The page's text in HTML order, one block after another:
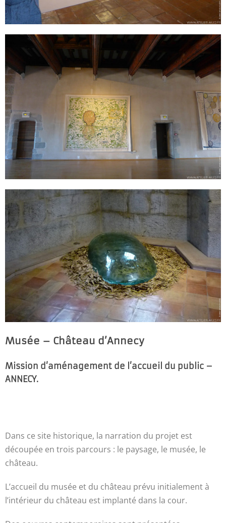
Musée – Château d’Annecy
Mission d’aménagement de l’accueil du public –
ANNECY.
Dans ce site historique, la narration du projet est
découpée en trois parcours : le paysage, le musée, le
château.
L’accueil du musée et du château prévu initialement à
l’intérieur du château est implanté dans la cour.